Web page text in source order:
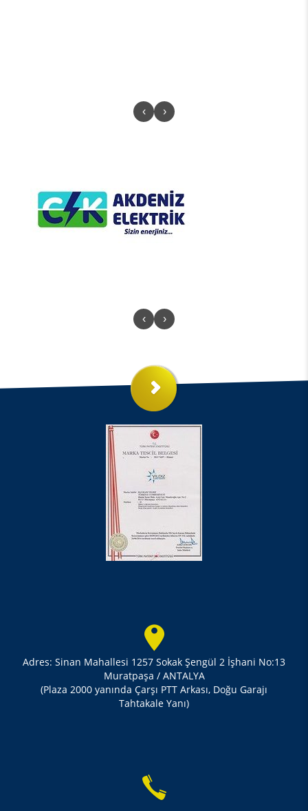
‹ ›
‹ ›
Adres: Sinan Mahallesi 1257 Sokak Şengül 2 İşhani No:13
Muratpaşa / ANTALYA
(Plaza 2000 yanında Çarşı PTT Arkası, Doğu Garajı
Tahtakale Yanı)